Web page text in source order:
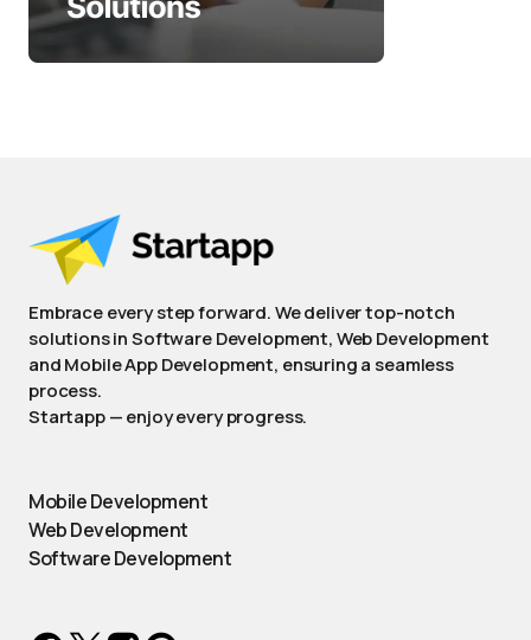
Embrace every step forward. We deliver top-notch
solutions in Software Development, Web Development
and Mobile App Development, ensuring a seamless
process.
Startapp — enjoy every progress.
Mobile Development
Web Development
Software Development